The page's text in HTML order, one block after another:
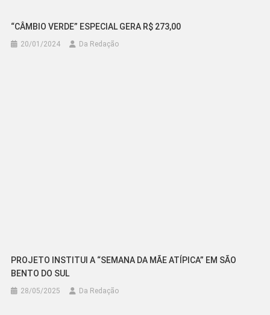
“CÂMBIO VERDE” ESPECIAL GERA R$ 273,00
20/01/2024 Da Redação
PROJETO INSTITUI A “SEMANA DA MÃE ATÍPICA” EM SÃO
BENTO DO SUL
28/05/2025 Da Redação